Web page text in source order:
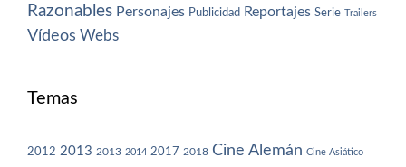
Razonables Personajes Publicidad Reportajes Serie Trailers
Vídeos Webs
Temas
2012 2013 2013 2014 2017 2018 Cine Alemán Cine Asiático